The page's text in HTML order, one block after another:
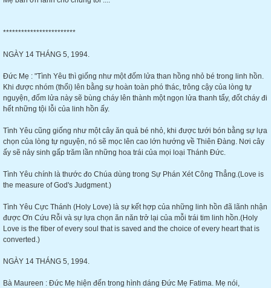
************************
NGÀY 14 THÁNG 5, 1994.
Đức Mẹ : "Tình Yêu thì giống như một đốm lửa than hồng nhỏ bé trong linh hồn.
Khi được nhóm (thổi) lên bằng sự hoàn toàn phó thác, trông cậy của lòng tự
nguyện, đốm lửa này sẽ bùng cháy lên thành một ngọn lửa thanh tẩy, đốt cháy đi
hết những tội lỗi của linh hồn ấy.
Tình Yêu cũng giống như một cây ăn quả bé nhỏ, khi được tưới bón bằng sự lựa
chọn của lòng tự nguyện, nó sẽ mọc lên cao lớn hướng về Thiên Đàng. Nơi cây
ấy sẽ nảy sinh gấp trăm lần những hoa trái của mọi loại Thánh Đức.
Tình Yêu chính là thước đo Chúa dùng trong Sự Phán Xét Công Thẳng.(Love is
the measure of God's Judgment.)
Tình Yêu Cực Thánh (Holy Love) là sự kết hợp của những linh hồn đã lãnh nhận
được Ơn Cứu Rỗi và sự lựa chọn ăn năn trở lại của mỗi trái tim linh hồn.(Holy
Love is the fiber of every soul that is saved and the choice of every heart that is
converted.)
NGÀY 14 THÁNG 5, 1994.
Bà Maureen : Đức Mẹ hiện đến trong hình dáng Đức Mẹ Fatima. Mẹ nói,